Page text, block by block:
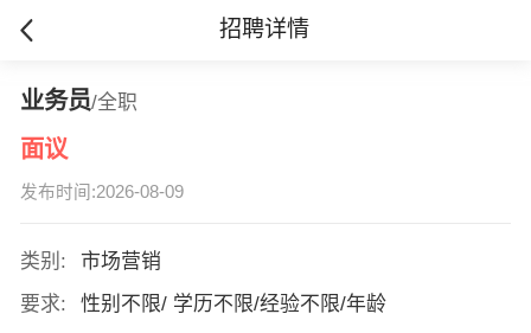
招聘详情
业务员/全职
面议
发布时间:2026-08-09
类别:
市场营销
要求:
性别不限/ 学历不限/经验不限/年龄